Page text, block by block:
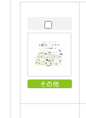
その他